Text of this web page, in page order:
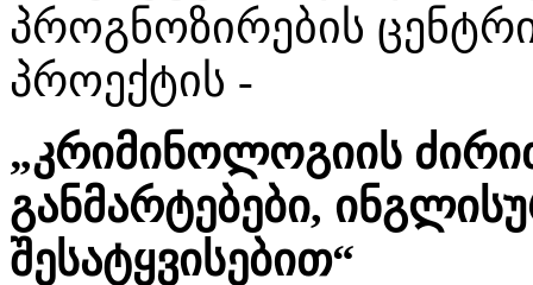
პროგნოზირების
პროექტის -
„კრიმინოლოგიის
განმარტებები,
შესატყვისებით“